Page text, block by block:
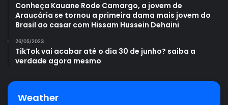
Conheça Kauane Rode Camargo, a jovem de
Araucária se tornou a primeira dama mais jovem do
Brasil ao casar com Hissam Hussein Dehaini
26/05/2023
TikTok vai acabar até o dia 30 de junho? saiba a
verdade agora mesmo
Weather